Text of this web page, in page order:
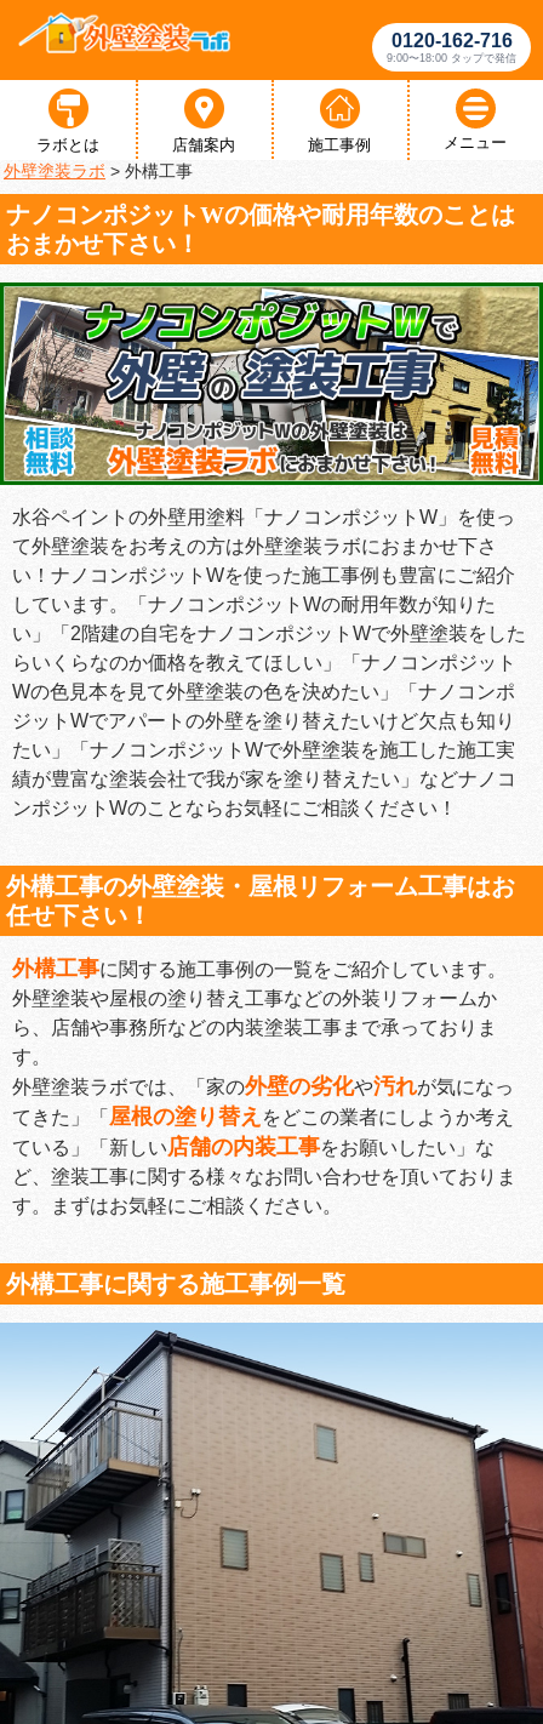
0120-162-716
9:00〜18:00 タップで発信
ラボとは 店舗案内 施工事例 メニュー
外壁塗装ラボ > 外構工事
ナノコンポジットWの価格や耐用年数のことは
おまかせ下さい！
水谷ペイントの外壁用塗料「ナノコンポジットW」を使っ
て外壁塗装をお考えの方は外壁塗装ラボにおまかせ下さ
い！ナノコンポジットWを使った施工事例も豊富にご紹介
しています。「ナノコンポジットWの耐用年数が知りた
い」「2階建の自宅をナノコンポジットWで外壁塗装をした
らいくらなのか価格を教えてほしい」「ナノコンポジット
Wの色見本を見て外壁塗装の色を決めたい」「ナノコンポ
ジットWでアパートの外壁を塗り替えたいけど欠点も知り
たい」「ナノコンポジットWで外壁塗装を施工した施工実
績が豊富な塗装会社で我が家を塗り替えたい」などナノコ
ンポジットWのことならお気軽にご相談ください！
外構工事の外壁塗装・屋根リフォーム工事はお
任せ下さい！
外構工事に関する施工事例の一覧をご紹介しています。
外壁塗装や屋根の塗り替え工事などの外装リフォームか
ら、店舗や事務所などの内装塗装工事まで承っておりま
す。
外壁塗装ラボでは、「家の外壁の劣化や汚れが気になっ
てきた」「 屋根の塗り替え をどこの業者にしようか考え
ている」「新しい店舗の内装工事をお願いしたい」な
ど、塗装工事に関する様々なお問い合わせを頂いておりま
す。まずはお気軽にご相談ください。
外構工事に関する施工事例一覧